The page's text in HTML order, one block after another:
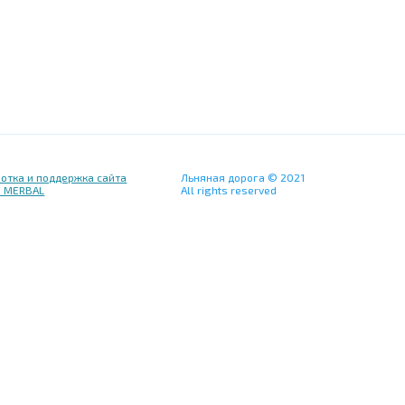
Льняная дорога © 2021
All rights reserved
и поддержка сайта